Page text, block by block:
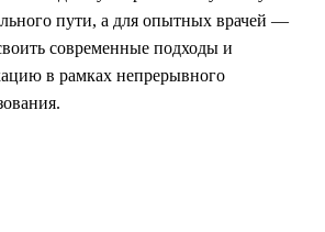
пути, а для опытных врачей —
современные подходы и
в рамках непрерывного